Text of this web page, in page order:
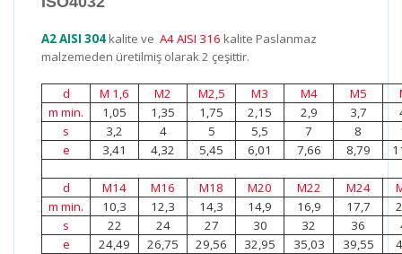
A2 AISI 304kalite ve A4 AISI 316 kalite Paslanmaz
malzemeden üretilmiş olarak 2 çeşittir.
d M 1,6 M2 M2,5 M3 M4 M5
m min.
1,05 1,35 1,75 2,15 2,9 3,7
s
3,2 4 5 5,5 7 8
e
3,41 4,32 5,45 6,01 7,66 8,79
d M14 M16 M18 M20 M22 M24
m min.
10,3 12,3 14,3 14,9 16,9 17,7
s
22 24 27 30 32 36
e
24,49 26,75 29,56 32,95 35,03 39,55